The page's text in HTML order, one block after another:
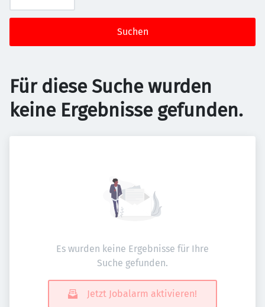
Suchen
Für diese Suche wurden
keine Ergebnisse gefunden.
Es wurden keine Ergebnisse für Ihre
Suche gefunden.
Jetzt Jobalarm aktivieren!